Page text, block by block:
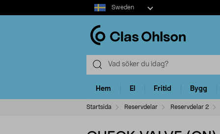
Select
market
Sweden
Hem El Fritid Bygg
Startsida Reservdelar Reservdelar 2